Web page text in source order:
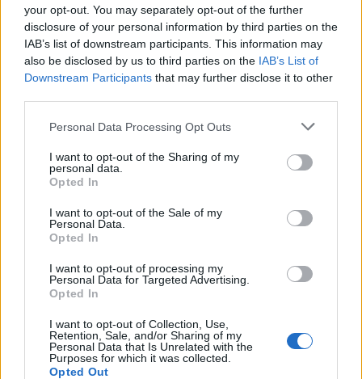
your opt-out. You may separately opt-out of the further
disclosure of your personal information by third parties on the
IAB’s list of downstream participants. This information may
also be disclosed by us to third parties on the IAB’s List of
Downstream Participants that may further disclose it to other
Personal Data Processing Opt Outs
I want to opt-out of the Sharing of my
personal data.
Opted In
I want to opt-out of the Sale of my
Personal Data.
Opted In
I want to opt-out of processing my
Personal Data for Targeted Advertising.
Opted In
I want to opt-out of Collection, Use,
Retention, Sale, and/or Sharing of my
Personal Data that Is Unrelated with the
Purposes for which it was collected.
Opted Out
Οι Θεσσαλονικείς τονίζουν ότι πρόκειται περί
λάθους και ουδέποτε ο Μανόλο Χιμένεθ
αναφέρθηκε αρνητικά για τον Μαρίνο
Ουζουνίδη.
Πηγή:
monobala.gr
ΤΕΛΕΥΤΑΙΑ ΝΕΑ
ΕΡΑΣΙΤΕΧΝΗΣ
Πόλο: Στον Παναιτωλικό ο Δημήτρης
ΠΑΝΑΙΤΩΛΙΚΟΣ
Τέταρτο φιλικό τεστ με Λεβαδειακό